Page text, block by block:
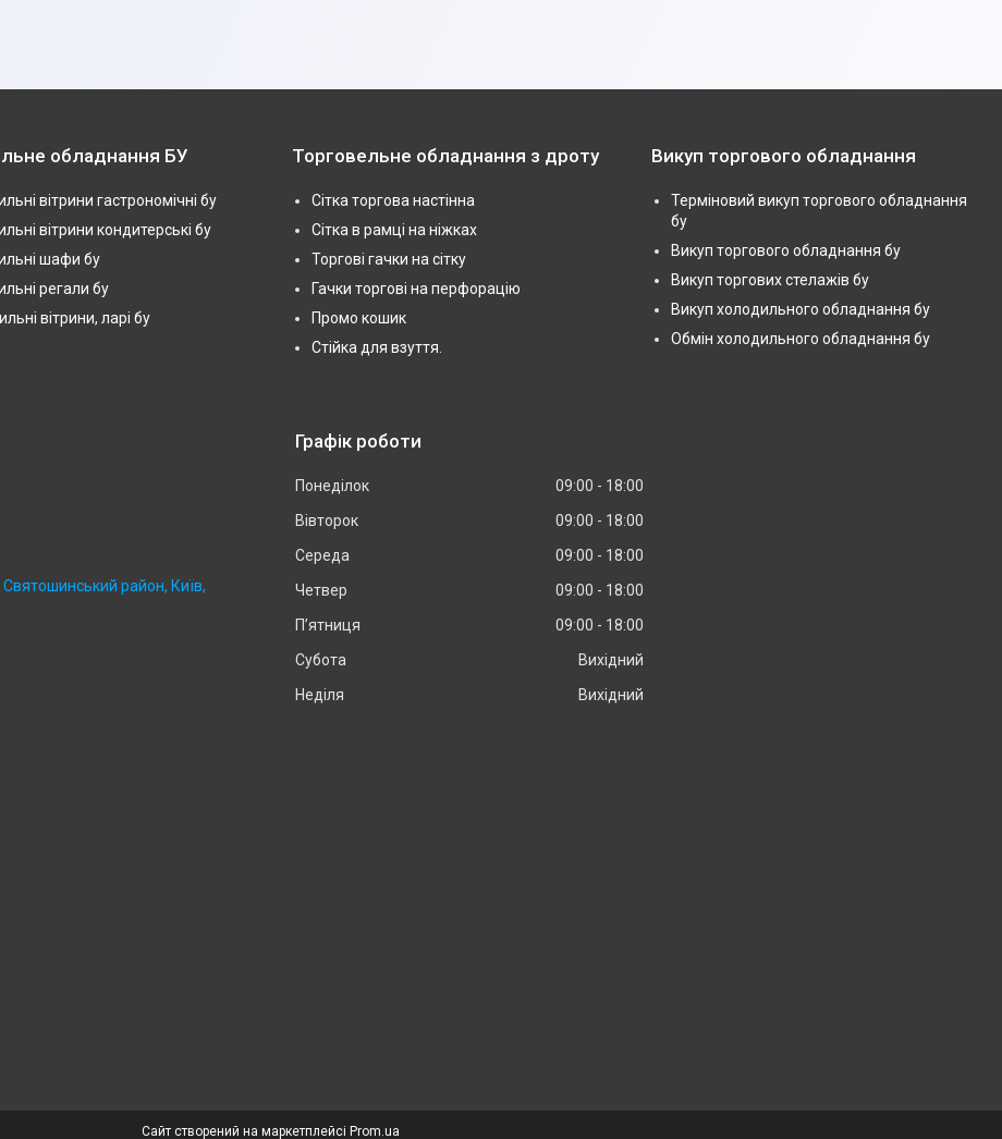
обладнання БУ
вітрини гастрономічні бу
вітрини кондитерські бу
шафи бу
регали бу
вітрини, ларі бу
Торговельне обладнання з дроту
Сітка торгова настінна
Сітка в рамці на ніжках
Торгові гачки на сітку
Гачки торгові на перфорацію
Промо кошик
Стійка для взуття.
Викуп торгового обладнання
Терміновий викуп торгового обладнання
бу
Викуп торгового обладнання бу
Викуп торгових стелажів бу
Викуп холодильного обладнання бу
Обмін холодильного обладнання бу
район, Київ,
Графік роботи
Понеділок 09:00
18:00
Вівторок
09:00
18:00
Середа
09:00
18:00
Четвер
09:00
18:00
Пʼятниця
09:00
18:00
Субота
Вихідний
Неділя
Вихідний
Сайт створений на маркетплейсі Prom.ua